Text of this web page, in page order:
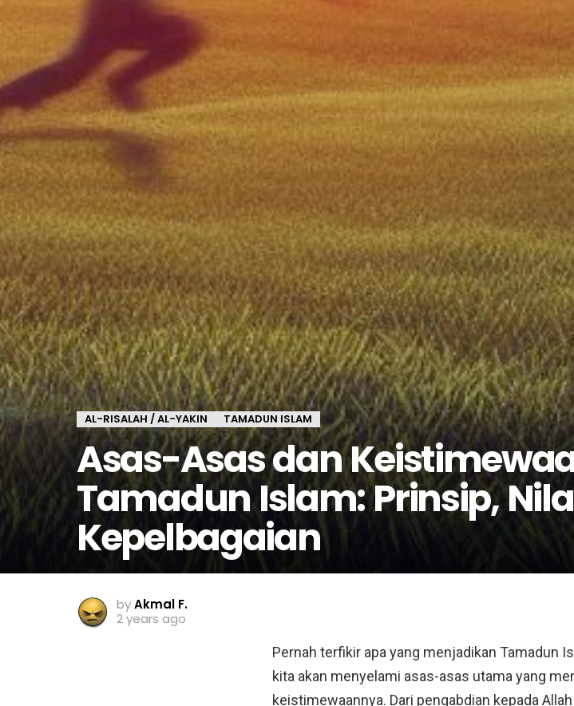
AL-RISALAH / AL-YAKIN TAMADUN ISLAM
Asas-Asas dan
Tamadun Islam: Prinsip,
Kepelbagaian
byAkmal F.
2 years ago
Pernah terfikir apa yang menjadikan Tamadun
kita akan menyelami asas-asas utama yang
keistimewaannya. Dari pengabdian kepada